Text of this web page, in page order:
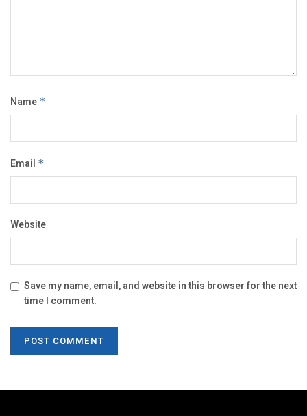
Name *
Email *
Website
Save my name, email, and website in this browser for the next
time I comment.